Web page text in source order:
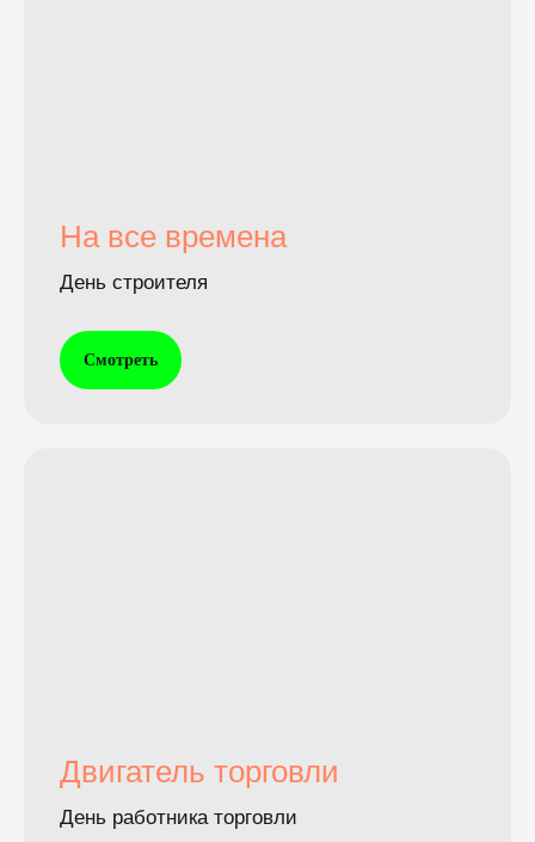
На все времена
День строителя
Смотреть
Двигатель торговли
День работника торговли